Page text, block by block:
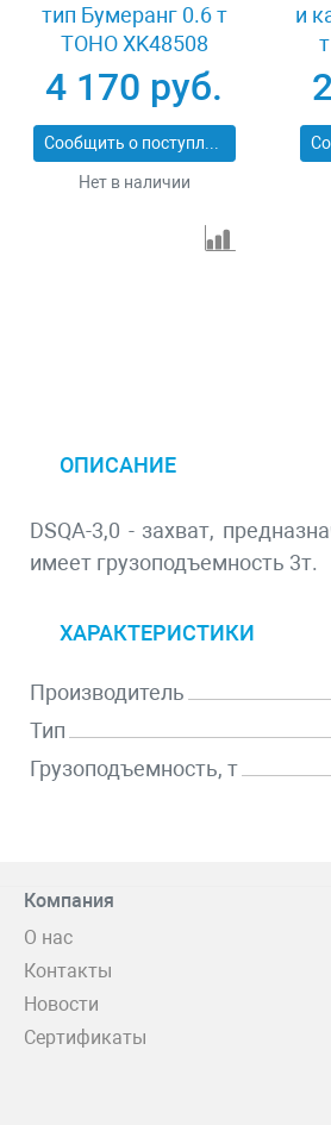
тип Бумеранг 0.6 т
TOHO XK48508
4 170 руб.
Сообщить о поступлении
Нет в наличии
и
ОПИСАНИЕ
DSQA-3,0 - захват,
имеет грузоподъемность 3т.
ХАРАКТЕРИСТИКИ
Производитель
Тип
Грузоподъемность, т
Компания
О нас
Контакты
Новости
Сертификаты